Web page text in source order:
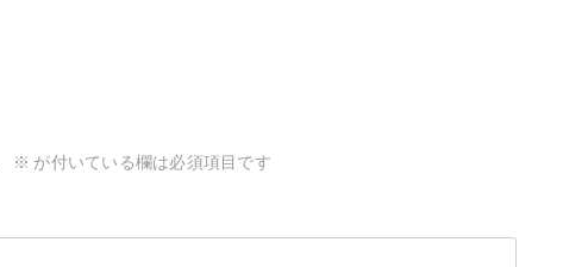
※ が付いている欄は必須項目です